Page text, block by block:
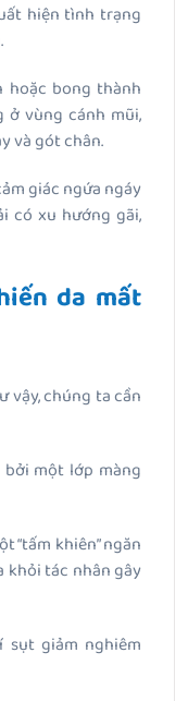
hiện tình trạng
hoặc bong thành
vùng cánh mũi,
và gót chân.
giác ngứa ngáy
có xu hướng gãi,
da mất
vậy, chúng ta cần
một lớp màng
“tấm khiên” ngăn
khỏi tác nhân gây
sụt giảm nghiêm